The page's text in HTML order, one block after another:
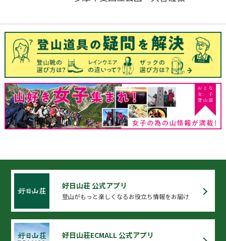
好日山荘 公式アプリ
登山がもっと楽しくなるお役立ち情報をお届け
好日山荘ECMALL 公式アプリ